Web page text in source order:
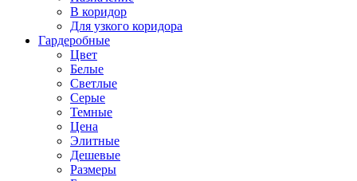
В коридор
Для узкого коридора
Гардеробные
Цвет
Белые
Светлые
Серые
Темные
Цена
Элитные
Дешевые
Размеры